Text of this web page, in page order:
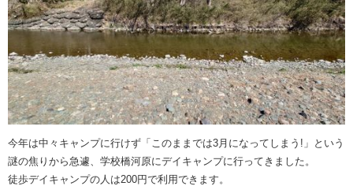
今年は中々キャンプに行けず「このままでは3月になってしまう!」という
謎の焦りから急遽、学校橋河原にデイキャンプに行ってきました。
徒歩デイキャンプの人は200円で利用できます。